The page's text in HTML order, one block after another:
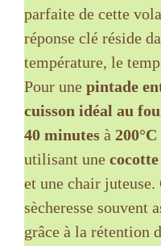
parfaite de cette
réponse clé réside
température, le
Pour une pintade
cuisson idéal au
40 minutes à 200°C
utilisant une
et une chair
sècheresse souvent
grâce à la rétention